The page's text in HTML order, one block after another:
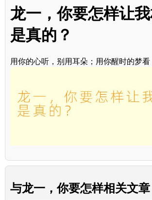
龙一，你要怎样让
是真的？
用你的心听，别用耳朵；用你醒时的梦看
与龙一，你要怎样相关文章